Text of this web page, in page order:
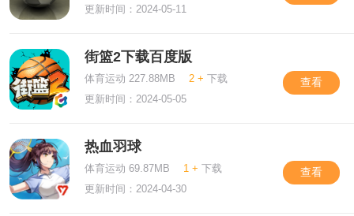
更新时间：2024-05-11
街篮2下载百度版
体育运动 227.88MB 2 + 下载
更新时间：2024-05-05
查看
热血羽球
体育运动 69.87MB 1 + 下载
更新时间：2024-04-30
查看